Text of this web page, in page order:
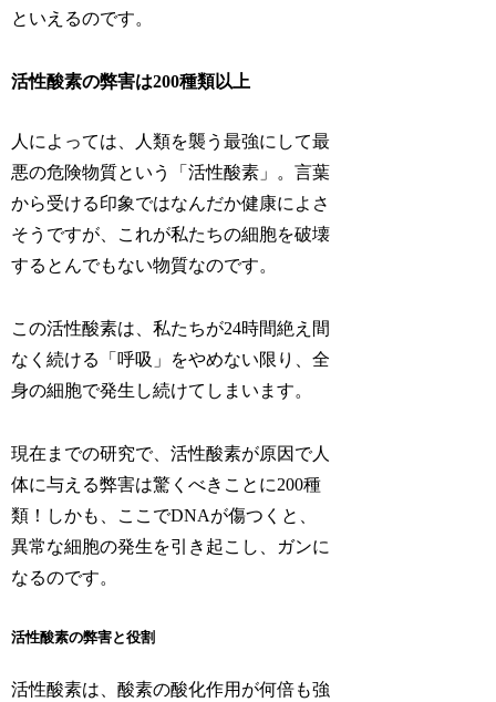
といえるのです。
活性酸素の弊害は200種類以上
人によっては、人類を襲う最強にして最
悪の危険物質という「活性酸素」。言葉
から受ける印象ではなんだか健康によさ
そうですが、これが私たちの細胞を破壊
するとんでもない物質なのです。
この活性酸素は、私たちが24時間絶え間
なく続ける「呼吸」をやめない限り、全
身の細胞で発生し続けてしまいます。
現在までの研究で、活性酸素が原因で人
体に与える弊害は驚くべきことに200種
類！しかも、ここでDNAが傷つくと、
異常な細胞の発生を引き起こし、ガンに
なるのです。
活性酸素の弊害と役割
活性酸素は、酸素の酸化作用が何倍も強